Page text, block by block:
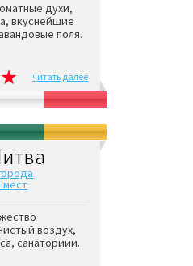
духи,
вкуснейшие
поля.
читать далее
мест
воздух,
санаториии.